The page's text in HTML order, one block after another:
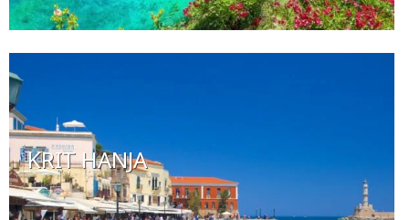
KRIT HANJA